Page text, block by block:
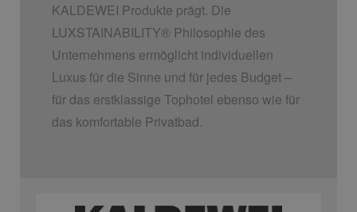
KALDEWEI Produkte prägt. Die
LUXSTAINABILITY® Philosophie des
Unternehmens ermöglicht individuellen
Luxus für die Sinne und für jedes Budget –
für das erstklassige Tophotel ebenso wie für
das komfortable Privatbad.